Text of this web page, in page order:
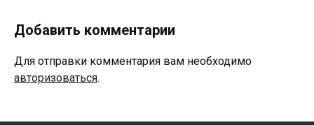
Добавить комментарии
Для отправки комментария вам необходимо
авторизоваться.